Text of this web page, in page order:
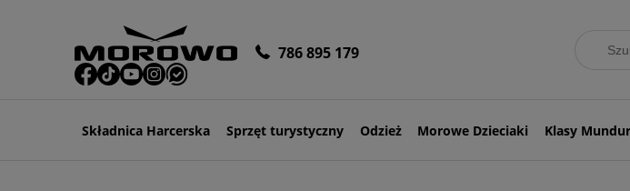
786 895 179
Składnica Harcerska Sprzęt turystyczny Odzież Morowe Dzieciaki Klasy